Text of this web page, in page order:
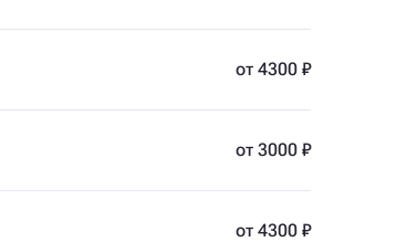
от 4300 ₽
от 3000 ₽
от 4300 ₽